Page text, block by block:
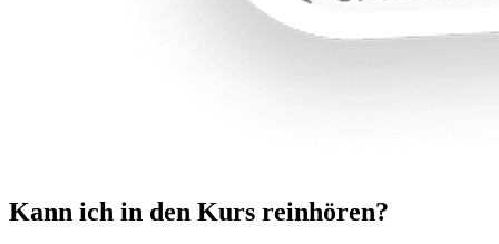
Kann ich in den Kurs reinhören?